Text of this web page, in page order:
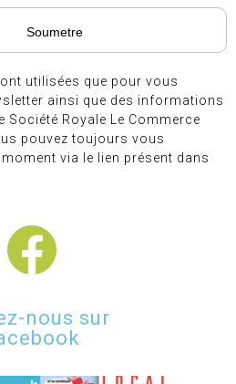
utilisées que pour vous
ainsi que des informations
Société Royale Le Commerce
pouvez toujours vous
via le lien présent dans
nous sur